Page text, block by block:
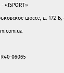
«ISPORT»
шоссе, д. 172-
06065